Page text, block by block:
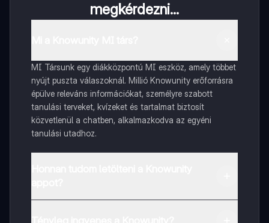
megkérdezni...
MI Társunk egy diákközpontú MI eszköz, amely többet
nyújt puszta válaszoknál. Millió Knowunity erőforrásra
épülve releváns információkat, személyre szabott
tanulási terveket, kvízeket és tartalmat biztosít
közvetlenül a chatben, alkalmazkodva az egyéni
tanulási utadhoz.